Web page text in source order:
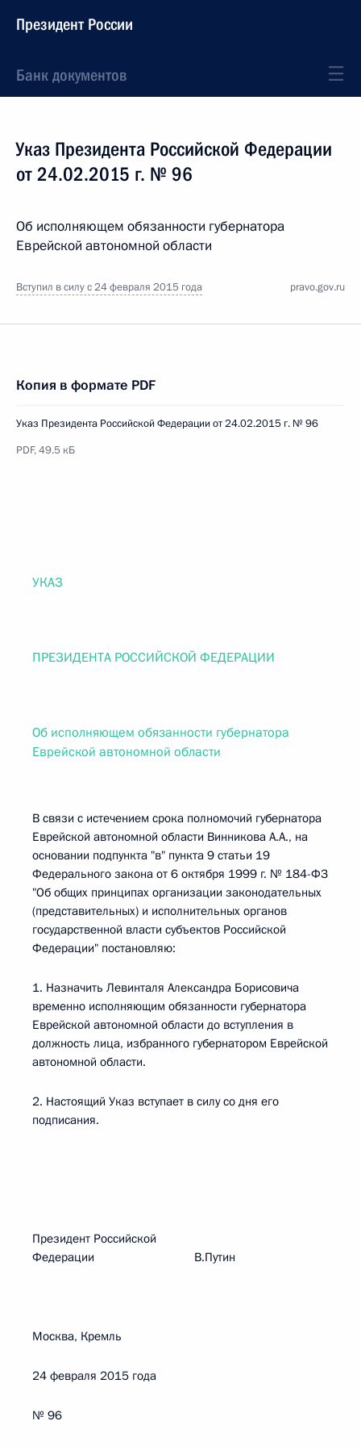
Президент России
Банк документов
Указ Президента Российской Федерации
от 24.02.2015 г. № 96
Об исполняющем обязанности губернатора
Еврейской автономной области
Вступил в силу с 24 февраля 2015 года pravo.gov.ru
Копия в формате PDF
Указ Президента Российской Федерации от 24.02.2015 г. № 96
PDF, 49.5 кБ
УКАЗ
ПРЕЗИДЕНТА РОССИЙСКОЙ ФЕДЕРАЦИИ
Об исполняющем обязанности губернатора
Еврейской автономной области
В связи с истечением срока полномочий губернатора
Еврейской автономной области Винникова А.А., на
основании подпункта "в" пункта 9 статьи 19
Федерального закона от 6 октября 1999 г. № 184-ФЗ
"Об общих принципах организации законодательных
(представительных) и исполнительных органов
государственной власти субъектов Российской
Федерации" постановляю:
1. Назначить Левинталя Александра Борисовича
временно исполняющим обязанности губернатора
Еврейской автономной области до вступления в
должность лица, избранного губернатором Еврейской
автономной области.
2. Настоящий Указ вступает в силу со дня его
подписания.
Президент Российской
Федерации В.Путин
Москва, Кремль
24 февраля 2015 года
№ 96